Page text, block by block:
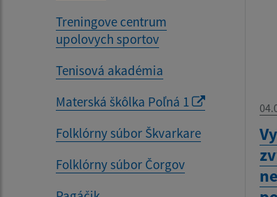
Treningove centrum
upolovych sportov
Tenisová akadémia
Materská škôlka Poľná 1
Folklórny súbor Škvarkare
Folklórny súbor Čorgov